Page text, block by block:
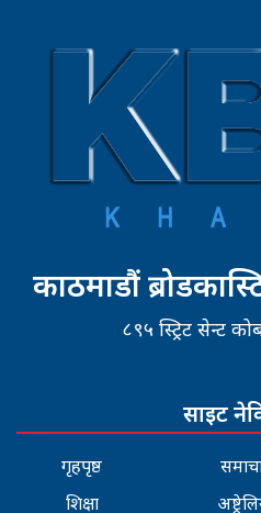
काठमाडौं
८९५ स्ट्रिट सेन्ट
साइट
गृहपृष्ठ
शिक्षा